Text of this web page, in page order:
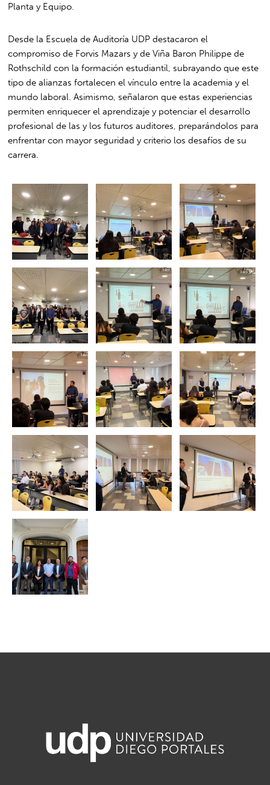
Planta y Equipo.
Desde la Escuela de Auditoría UDP destacaron el
compromiso de Forvis Mazars y de Viña Baron Philippe de
Rothschild con la formación estudiantil, subrayando que este
tipo de alianzas fortalecen el vínculo entre la academia y el
mundo laboral. Asimismo, señalaron que estas experiencias
permiten enriquecer el aprendizaje y potenciar el desarrollo
profesional de las y los futuros auditores, preparándolos para
enfrentar con mayor seguridad y criterio los desafíos de su
carrera.